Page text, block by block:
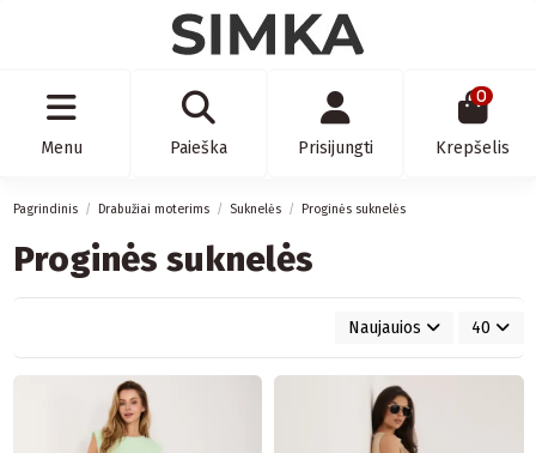
Menu Paieška Prisijungti
0
Krepšelis
Pagrindinis Drabužiai moterims Suknelės Proginės suknelės
Proginės suknelės
Naujauios 40